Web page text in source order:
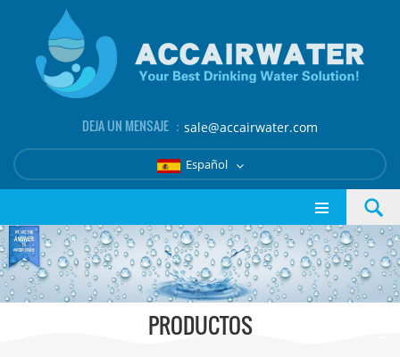
DEJA UN MENSAJE ： sale@accairwater.com
Español
PRODUCTOS